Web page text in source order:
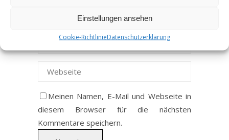
Einstellungen ansehen
Cookie-RichtlinieDatenschutzerklärung
Meinen Namen, E-Mail und Webseite in
diesem Browser für die nächsten
Kommentare speichern.